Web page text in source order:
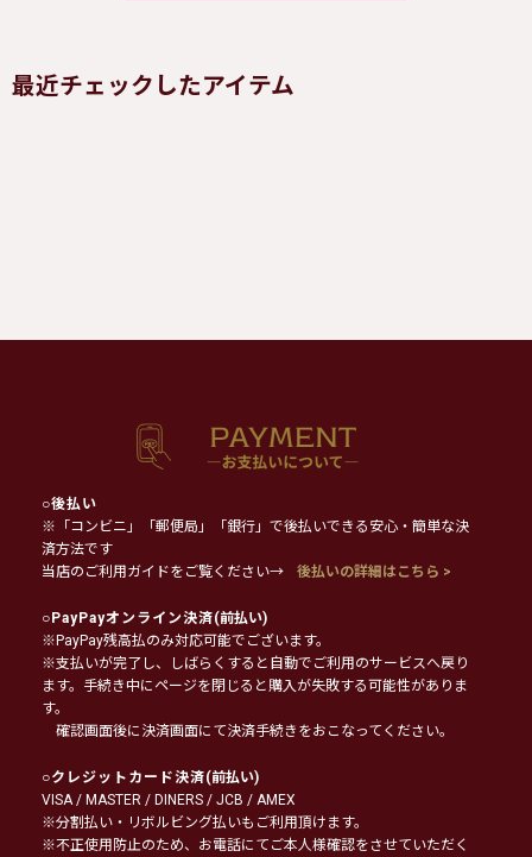
最近チェックしたアイテム
○後払い
※「コンビニ」「郵便局」「銀行」で後払いできる安心・簡単な決
済方法です
当店のご利用ガイドをご覧ください→
後払いの詳細はこちら >
○PayPayオンライン決済(前払い)
※PayPay残高払のみ対応可能でございます。
※支払いが完了し、しばらくすると自動でご利用のサービスへ戻り
ます。手続き中にページを閉じると購入が失敗する可能性がありま
す。
確認画面後に決済画面にて決済手続きをおこなってください。
○クレジットカード決済(前払い)
VISA / MASTER / DINERS / JCB / AMEX
※分割払い・リボルビング払いもご利用頂けます。
※不正使用防止のため、お電話にてご本人様確認をさせていただく